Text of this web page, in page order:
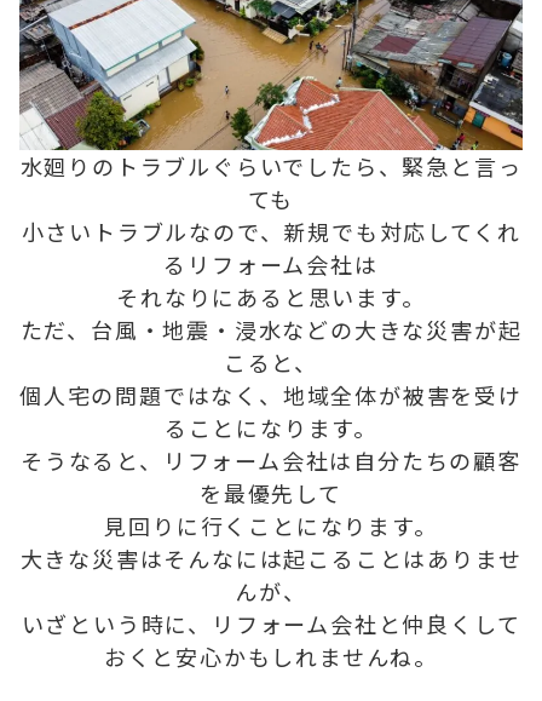
水廻りのトラブルぐらいでしたら、緊急と言っ
ても
小さいトラブルなので、新規でも対応してくれ
るリフォーム会社は
それなりにあると思います。
ただ、台風・地震・浸水などの大きな災害が起
こると、
個人宅の問題ではなく、地域全体が被害を受け
ることになります。
そうなると、リフォーム会社は自分たちの顧客
を最優先して
見回りに行くことになります。
大きな災害はそんなには起こることはありませ
んが、
いざという時に、リフォーム会社と仲良くして
おくと安心かもしれませんね。